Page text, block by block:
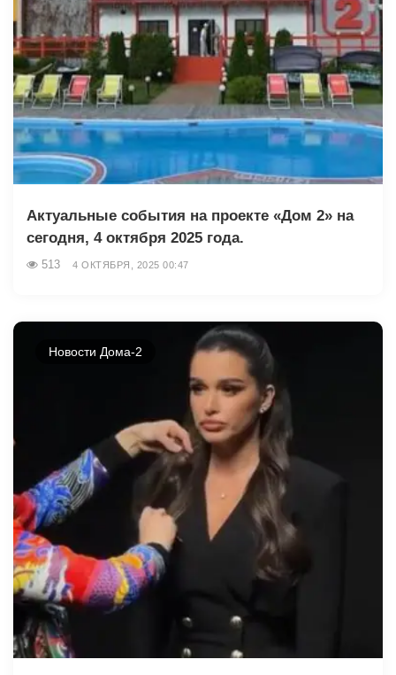
Актуальные события на проекте «Дом 2» на
сегодня, 4 октября 2025 года.
513 4 ОКТЯБРЯ, 2025 00:47
Новости Дома-2